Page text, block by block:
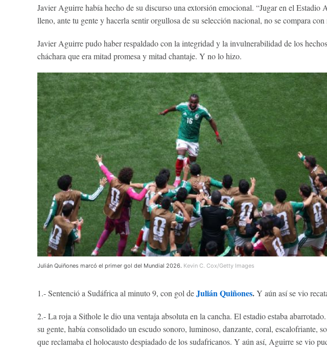
Javier Aguirre había hecho de su discurso una extorsión emocional. “Jugar en el Estadio
lleno, ante tu gente y hacerla sentir orgullosa de su selección nacional, no se compara con
Javier Aguirre pudo haber respaldado con la integridad y la invulnerabilidad de los
cháchara que era mitad promesa y mitad chantaje. Y no lo hizo.
Julián Quiñones marcó el primer gol del Mundial 2026. Kevin C. Cox/Getty Images
1.- Sentenció a Sudáfrica al minuto 9, con gol deJulián Quiñones.Y aún así se vio
2.- La roja a Sithole le dio una ventaja absoluta en la cancha. El estadio estaba
su gente, había consolidado un escudo sonoro, luminoso, danzante, coral, escalofriante,
que reclamaba el holocausto despiadado de los sudafricanos. Y aún así, Aguirre se vio